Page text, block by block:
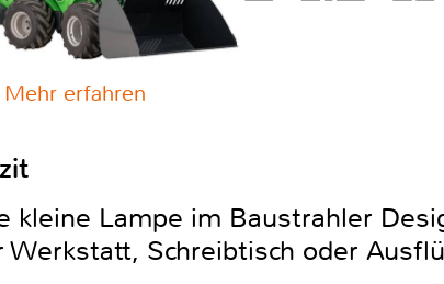
erfahren
kleine Lampe im Baustrahler
Werkstatt, Schreibtisch oder